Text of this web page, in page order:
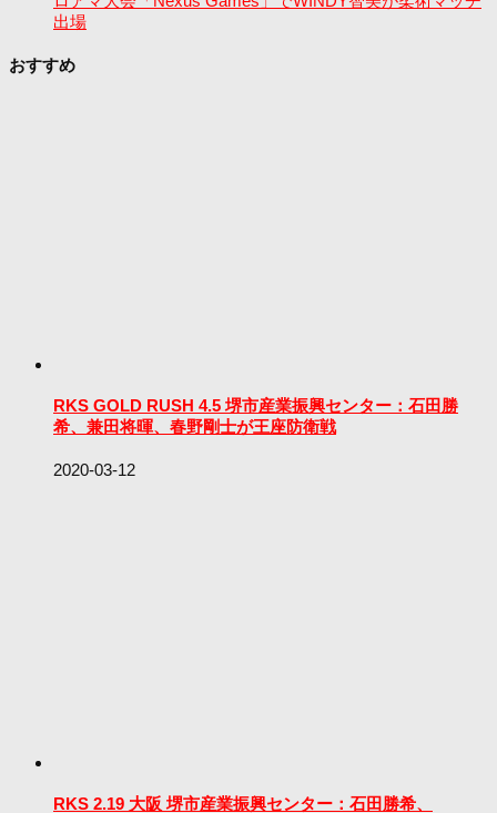
出場
おすすめ
RKS GOLD RUSH 4.5 堺市産業振興センター：石田勝
希、兼田将暉、春野剛士が王座防衛戦
2020-03-12
RKS 2.19 大阪 堺市産業振興センター：石田勝希、